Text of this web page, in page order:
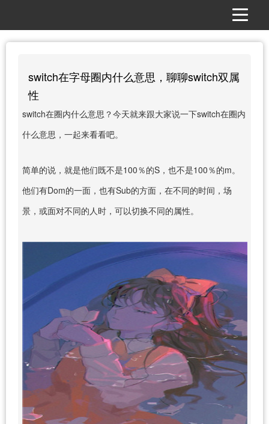
switch在字母圈内什么意思，聊聊switch双属
性
switch在圈内什么意思？今天就来跟大家说一下switch在圈内
什么意思，一起来看看吧。
简单的说，就是他们既不是100％的S，也不是100％的m。
他们有Dom的一面，也有Sub的方面，在不同的时间，场
景，或面对不同的人时，可以切换不同的属性。